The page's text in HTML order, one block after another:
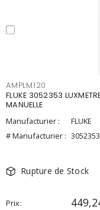
AMPLM120
FLUKE 3052353
MANUELLE
Manufacturier :
FLUKE
# Manufacturier : 3052353
Rupture de Stock
Prix